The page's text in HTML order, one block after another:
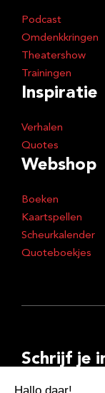
Podcast
Omdenkkringen
Theatershow
Trainingen
Inspiratie
Verhalen
Quotes
Webshop
Boeken
Kaartspellen
Scheurkalender
Quoteboekjes
Schrijf je